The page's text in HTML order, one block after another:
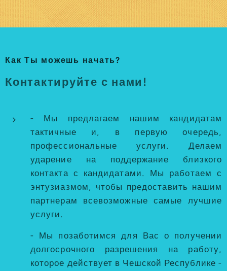
Как Ты можешь начать?
Контактируйте с нами!
- Мы предлагаем нашим кандидатам
тактичные и, в первую очередь,
профессиональные услуги. Делаем
ударение на поддержание близкого
контакта с кандидатами. Мы работаем с
энтузиазмом, чтобы предоставить нашим
партнерам всевозможные самые лучшие
услуги.
- Мы позаботимся для Вас о получении
долгосрочного разрешения на работу,
которое действует в Чешской Республике -